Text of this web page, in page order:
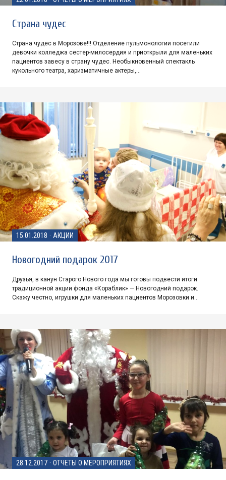
Страна чудес
Страна чудес в Морозове!!! Отделение пульмонологии посетили
девочки колледжа сестер-милосердия и приоткрыли для маленьких
пациентов завесу в страну чудес. Необыкновенный спектакль
кукольного театра, харизматичные актеры,…
15.01.2018 · АКЦИИ
Новогодний подарок 2017
Друзья, в канун Старого Нового года мы готовы подвести итоги
традиционной акции фонда «Кораблик» — Новогодний подарок.
Скажу честно, игрушки для маленьких пациентов Морозовки и…
28.12.2017 · ОТЧЕТЫ О МЕРОПРИЯТИЯХ